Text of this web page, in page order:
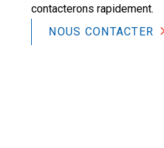
contacterons rapidement.
NOUS CONTACTER